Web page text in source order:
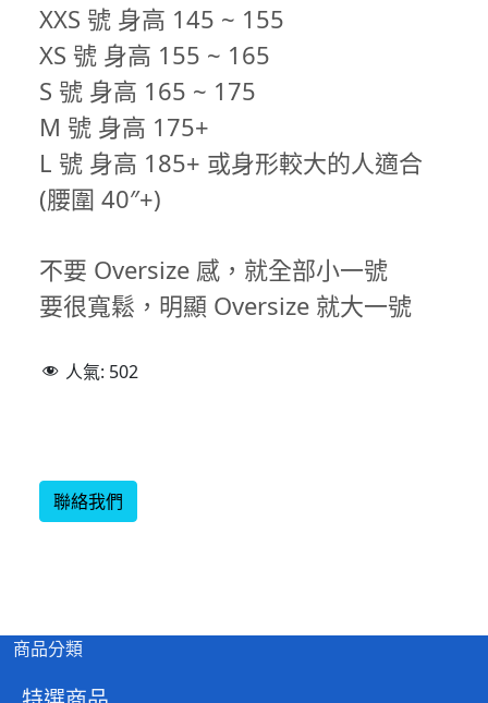
XXS 號 身高 145 ~ 155
XS 號 身高 155 ~ 165
S 號 身高 165 ~ 175
M 號 身高 175+
L 號 身高 185+ 或身形較大的人適合
(腰圍 40″+)
不要 Oversize 感，就全部小一號
要很寬鬆，明顯 Oversize 就大一號
人氣: 502
聯絡我們
商品分類